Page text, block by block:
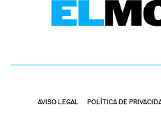
AVISO LEGAL POLÍTICA DE